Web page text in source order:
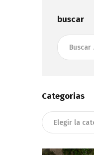
buscar
Buscar:
Categorias
Categorias